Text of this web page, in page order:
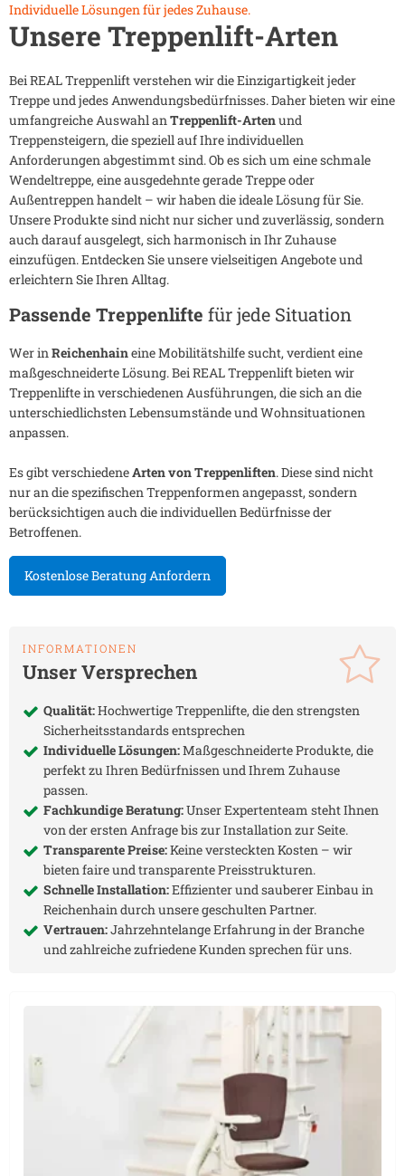
Individuelle Lösungen für jedes Zuhause.
Unsere Treppenlift-Arten
Bei REAL Treppenlift verstehen wir die Einzigartigkeit jeder
Treppe und jedes Anwendungsbedürfnisses. Daher bieten wir eine
umfangreiche Auswahl anTreppenlift-Artenund
Treppensteigern, die speziell auf Ihre individuellen
Anforderungen abgestimmt sind. Ob es sich um eine schmale
Wendeltreppe, eine ausgedehnte gerade Treppe oder
Außentreppen handelt – wir haben die ideale Lösung für Sie.
Unsere Produkte sind nicht nur sicher und zuverlässig, sondern
auch darauf ausgelegt, sich harmonisch in Ihr Zuhause
einzufügen. Entdecken Sie unsere vielseitigen Angebote und
erleichtern Sie Ihren Alltag.
Passende Treppenlifte für jede Situation
Wer inReichenhaineine Mobilitätshilfe sucht, verdient eine
maßgeschneiderte Lösung. Bei REAL Treppenlift bieten wir
Treppenlifte in verschiedenen Ausführungen, die sich an die
unterschiedlichsten Lebensumstände und Wohnsituationen
anpassen.
Es gibt verschiedeneArten von Treppenliften. Diese sind nicht
nur an die spezifischen Treppenformen angepasst, sondern
berücksichtigen auch die individuellen Bedürfnisse der
Betroffenen.
Kostenlose Beratung Anfordern
INFORMATIONEN
Unser Versprechen
Qualität:Hochwertige Treppenlifte, die den strengsten
Sicherheitsstandards entsprechen
Individuelle Lösungen:Maßgeschneiderte Produkte, die
perfekt zu Ihren Bedürfnissen und Ihrem Zuhause
passen.
Fachkundige Beratung:Unser Expertenteam steht Ihnen
von der ersten Anfrage bis zur Installation zur Seite.
Transparente Preise:Keine versteckten Kosten – wir
bieten faire und transparente Preisstrukturen.
Schnelle Installation:Effizienter und sauberer Einbau in
Reichenhaindurch unsere geschulten Partner.
Vertrauen:Jahrzehntelange Erfahrung in der Branche
und zahlreiche zufriedene Kunden sprechen für uns.